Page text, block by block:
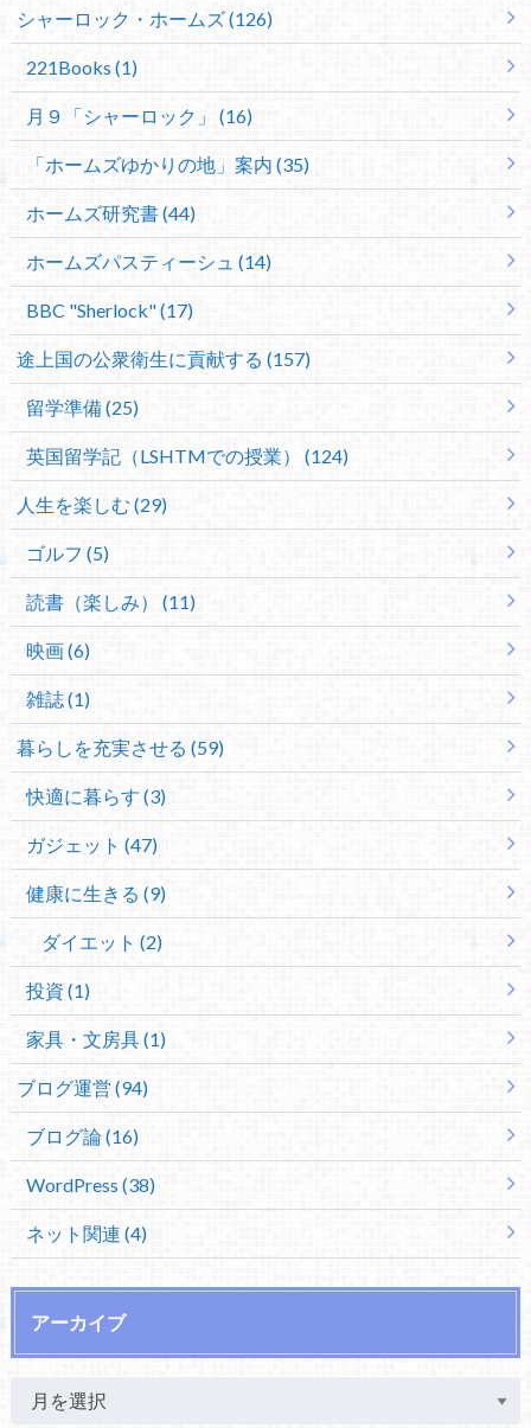
シャーロック・ホームズ (126)
221Books (1)
月９「シャーロック」 (16)
「ホームズゆかりの地」案内 (35)
ホームズ研究書 (44)
ホームズパスティーシュ (14)
BBC "Sherlock" (17)
途上国の公衆衛生に貢献する (157)
留学準備 (25)
英国留学記（LSHTMでの授業） (124)
人生を楽しむ (29)
ゴルフ (5)
読書（楽しみ） (11)
映画 (6)
雑誌 (1)
暮らしを充実させる (59)
快適に暮らす (3)
ガジェット (47)
健康に生きる (9)
ダイエット (2)
投資 (1)
家具・文房具 (1)
ブログ運営 (94)
ブログ論 (16)
WordPress (38)
ネット関連 (4)
アーカイブ